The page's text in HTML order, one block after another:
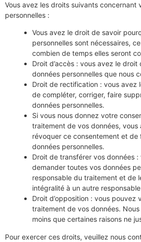
Vous avez les droits suivants concernant
personnelles :
Vous avez le droit de savoir
personnelles sont nécessaires,
combien de temps elles seront
Droit d’accès : vous avez le droit
données personnelles que nous
Droit de rectification : vous avez
de compléter, corriger, faire
données personnelles.
Si vous nous donnez votre
traitement de vos données,
révoquer ce consentement et de
données personnelles.
Droit de transférer vos données
demander toutes vos données
responsable du traitement et de
intégralité à un autre
Droit d’opposition : vous pouvez
traitement de vos données.
moins que certaines raisons ne
Pour exercer ces droits, veuillez nous